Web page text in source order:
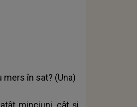
mers în sat? (Una)
minciuni, cât și